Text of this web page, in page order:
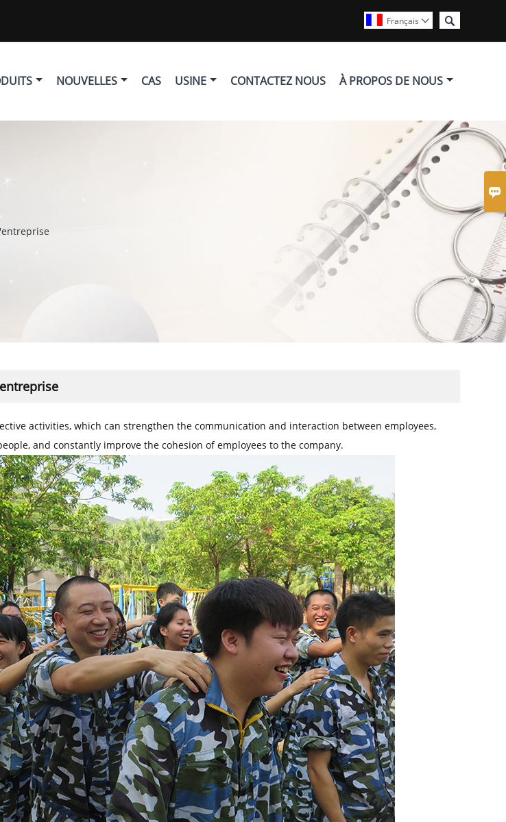


Français 
NOUVELLES CAS USINE CONTACTEZ NOUS À PROPOS DE NOUS
activities, which can strengthen the communication and interaction between employees,
and constantly improve the cohesion of employees to the company.